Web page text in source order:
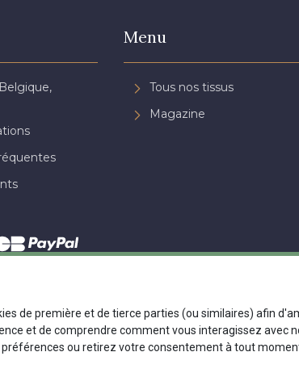
Menu
Tous nos tissus
Magazine
Dernière modification : 02/06/2025 11:32
confidentialité
de première et de tierce parties (ou similaires) afin
et de comprendre comment vous interagissez avec
ou retirez votre consentement à tout